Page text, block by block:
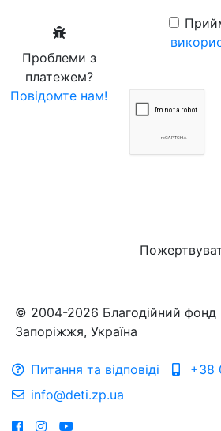
Проблеми з
платежем?
Повідомте нам!
© 2004-2026 Благодійний фонд
Запоріжжя, Україна
Питання та відповіді
+38
info@deti.zp.ua